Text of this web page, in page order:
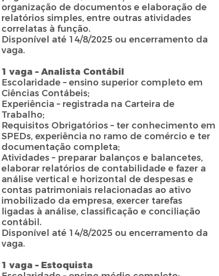
organização de documentos e elaboração de
relatórios simples, entre outras atividades
correlatas à função.
Disponível até 14/8/2025 ou encerramento da
vaga.
1 vaga – Analista Contábil
Escolaridade – ensino superior completo em
Ciências Contábeis;
Experiência – registrada na Carteira de
Trabalho;
Requisitos Obrigatórios – ter conhecimento em
SPEDs, experiência no ramo de comércio e ter
documentação completa;
Atividades – preparar balanços e balancetes,
elaborar relatórios de contabilidade e fazer a
análise vertical e horizontal de despesas e
contas patrimoniais relacionadas ao ativo
imobilizado da empresa, exercer tarefas
ligadas à análise, classificação e conciliação
contábil.
Disponível até 14/8/2025 ou encerramento da
vaga.
1 vaga – Estoquista